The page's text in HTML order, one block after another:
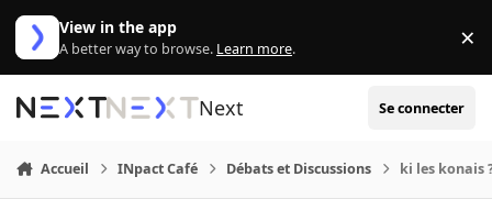
Aller au contenu
View in the app
A better way to browse. Learn more. ×
Next Se connecter
Accueil INpact Café Débats et Discussions ki les konais